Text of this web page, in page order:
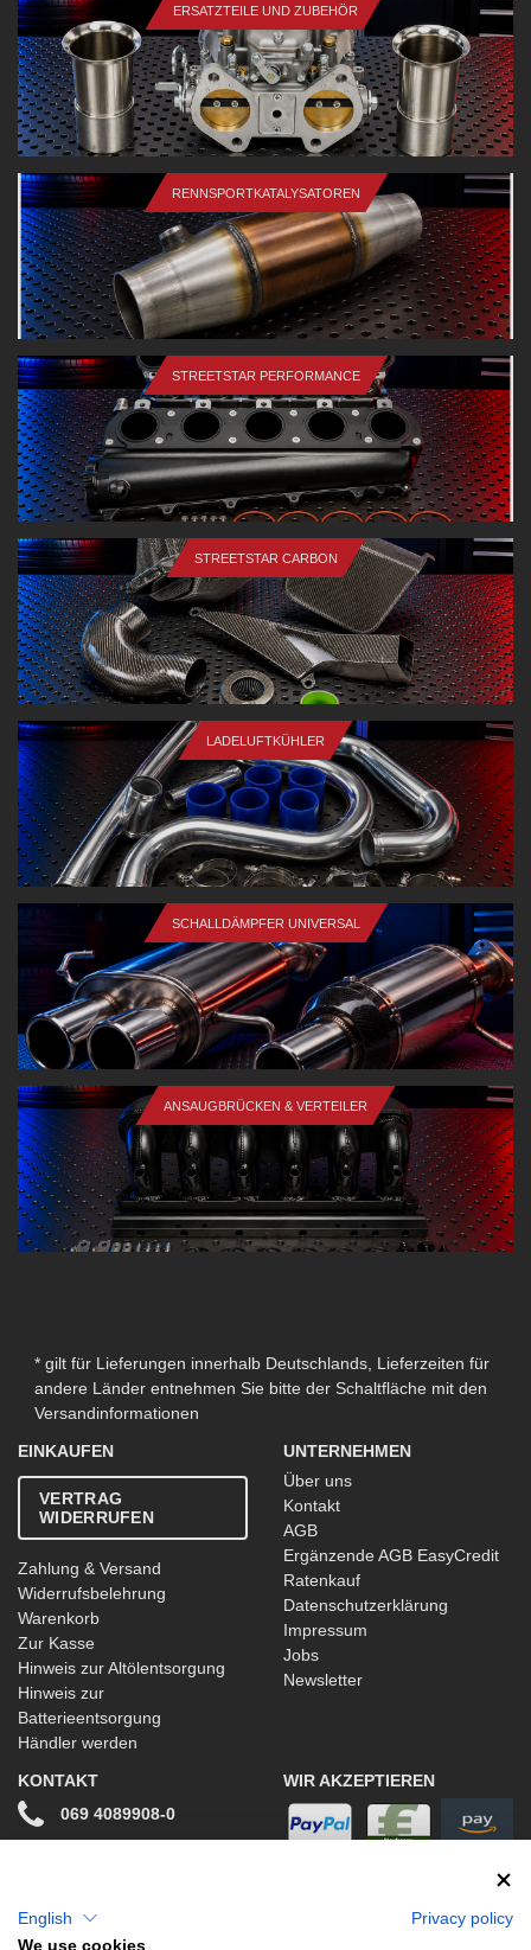
ERSATZTEILE UND ZUBEHÖR
RENNSPORTKATALYSATOREN
STREETSTAR PERFORMANCE
STREETSTAR CARBON
LADELUFTKÜHLER
SCHALLDÄMPFER UNIVERSAL
ANSAUGBRÜCKEN & VERTEILER
* gilt für Lieferungen innerhalb Deutschlands, Lieferzeiten für
andere Länder entnehmen Sie bitte der Schaltfläche mit den
Versandinformationen
EINKAUFEN
VERTRAG
WIDERRUFEN
Zahlung & Versand
Widerrufsbelehrung
Warenkorb
Zur Kasse
Hinweis zur Altölentsorgung
Hinweis zur
Batterieentsorgung
Händler werden
UNTERNEHMEN
Über uns
Kontakt
AGB
Ergänzende AGB EasyCredit
Ratenkauf
Datenschutzerklärung
Impressum
Jobs
Newsletter
KONTAKT
069 4089908-0
WIR AKZEPTIEREN
English
Privacy policy
We use cookies